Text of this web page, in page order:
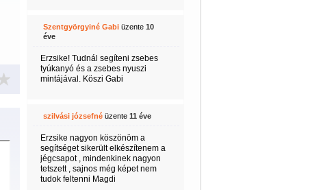
Szentgyörgyiné Gabiüzente 10
éve
Erzsike! Tudnál segíteni zsebes
tyúkanyó és a zsebes nyuszi
mintájával. Köszi Gabi
szilvási józsefnéüzente 11 éve
Erzsike nagyon köszönöm a
segítséget sikerült elkészítenem a
jégcsapot , mindenkinek nagyon
tetszett , sajnos még képet nem
tudok feltenni Magdi